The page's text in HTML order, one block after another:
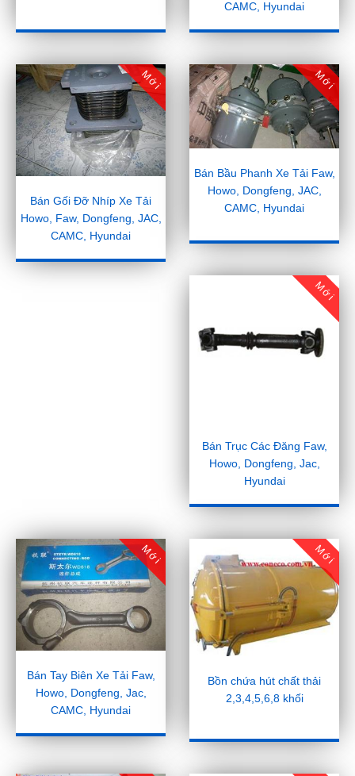
CAMC, Hyundai
Mới
Bán Gối Đỡ Nhíp Xe Tải
Howo, Faw, Dongfeng, JAC,
CAMC, Hyundai
Mới
Bán Bầu Phanh Xe Tải Faw,
Howo, Dongfeng, JAC,
CAMC, Hyundai
Mới
Bán Trục Các Đăng Faw,
Howo, Dongfeng, Jac,
Hyundai
Mới
Bán Tay Biên Xe Tải Faw,
Howo, Dongfeng, Jac,
CAMC, Hyundai
Mới
Bồn chứa hút chất thải
2,3,4,5,6,8 khối